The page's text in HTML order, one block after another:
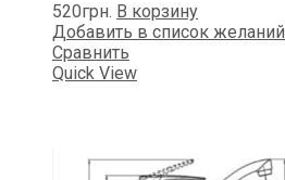
520грн. В корзину
Добавить в список желаний
Сравнить
Quick View